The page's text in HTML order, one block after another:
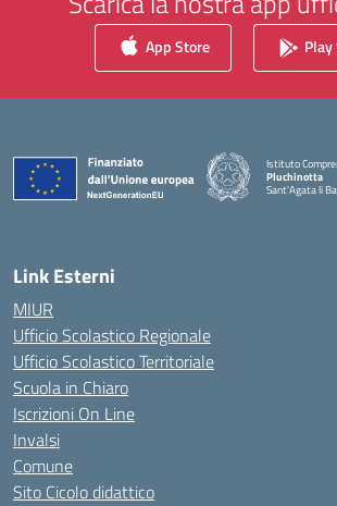
App Store
Istituto
Pluchinotta
Sant'Agata li
— Visita la
Link Esterni
MIUR
Ufficio Scolastico Regionale
Ufficio Scolastico Territoriale
Scuola in Chiaro
Iscrizioni On Line
Invalsi
Comune
Sito Cicolo didattico